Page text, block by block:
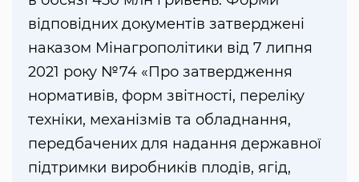
відповідних документів затверджені
наказом Мінагрополітики від 7 липня
2021 року №74 «Про затвердження
нормативів, форм звітності, переліку
техніки, механізмів та обладнання,
передбачених для надання державної
підтримки виробників плодів, ягід,